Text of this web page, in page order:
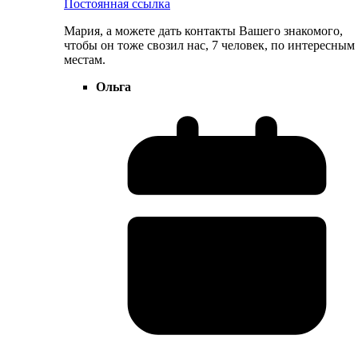
Постоянная ссылка
Мария, а можете дать контакты Вашего знакомого,
чтобы он тоже свозил нас, 7 человек, по интересным
местам.
Ольга